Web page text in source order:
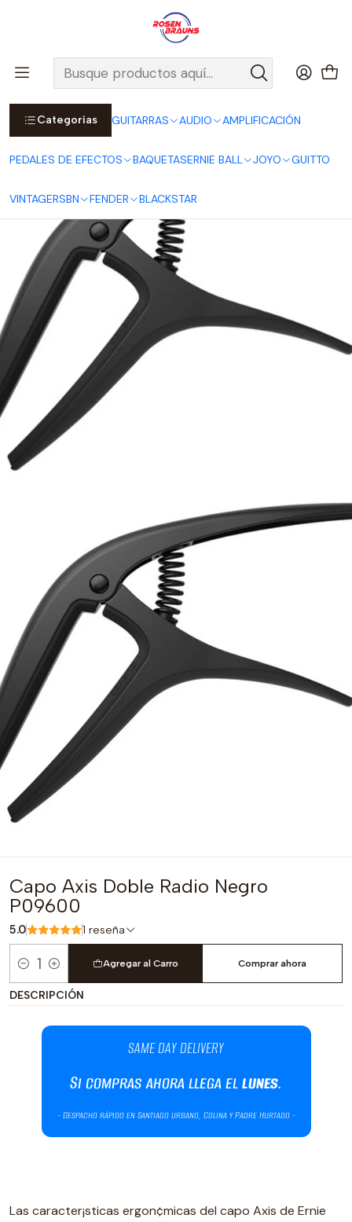
Categorías GUITARRAS AUDIO AMPLIFICACIÓN
PEDALES DE EFECTOS BAQUETASERNIE BALL JOYO GUITTO
VINTAGERSBN FENDER BLACKSTAR
Por compras sobre $25.000 en Santiago urbano, Colina o
Padre Hurtado, incluimos el despacho!
Ver Detalles
Inicio ERNIE BALL ACCESORIOS ERNIE BALL
Capos AXIS
Capo Axis Doble Radio Negro P09600
Capo Axis Doble Radio Negro
P09600
5.0 1 reseña
Cantidad
Agregar al Carro Comprar ahora
DESCRIPCIÓN
Las caracter¡sticas ergon¢micas del capo Axis de Ernie